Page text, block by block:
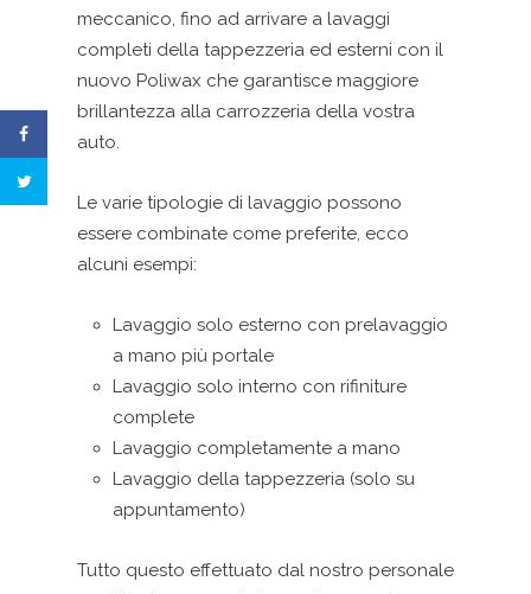
meccanico, fino ad arrivare a lavaggi
completi della tappezzeria ed esterni con il
nuovo Poliwax che garantisce maggiore
brillantezza alla carrozzeria della vostra
auto.
Le varie tipologie di lavaggio possono
essere combinate come preferite, ecco
alcuni esempi:
Lavaggio solo esterno con prelavaggio
a mano più portale
Lavaggio solo interno con rifiniture
complete
Lavaggio completamente a mano
Lavaggio della tappezzeria (solo su
appuntamento)
Tutto questo effettuato dal nostro personale